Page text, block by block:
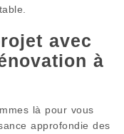
avec
à
là pour vous
approfondie des